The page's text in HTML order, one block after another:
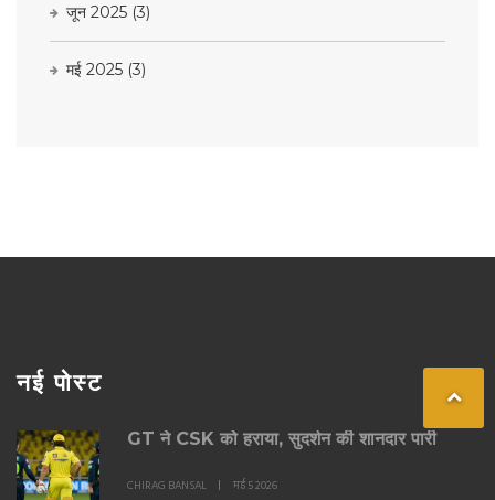
जून 2025 (3)
मई 2025 (3)
नई पोस्ट
GT ने CSK को हराया, सुदर्शन की शानदार पारी
CHIRAG BANSAL मई 5 2026